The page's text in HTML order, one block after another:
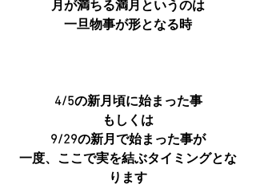
月が満ちる満月というのは
一旦物事が形となる時
4/5の新月頃に始まった事
もしくは
9/29の新月で始まった事が
一度、ここで実を結ぶタイミングとな
ります